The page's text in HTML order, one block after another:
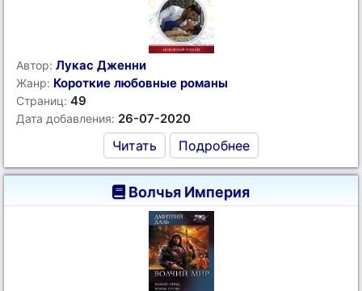
Автор: Лукас Дженни
Жанр: Короткие любовные романы
Страниц: 49
Дата добавления: 26-07-2020
Читать Подробнее
Волчья Империя